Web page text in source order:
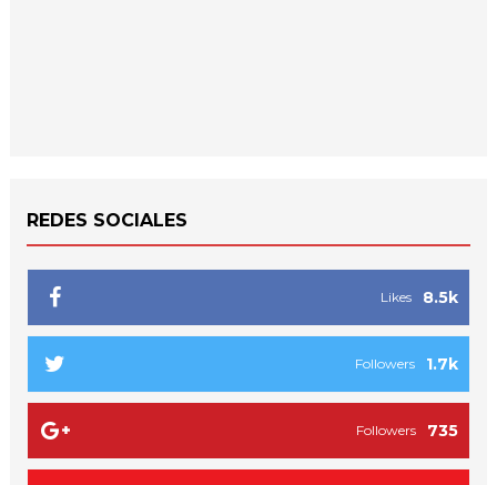
REDES SOCIALES
8.5k
Likes
1.7k
Followers
735
Followers